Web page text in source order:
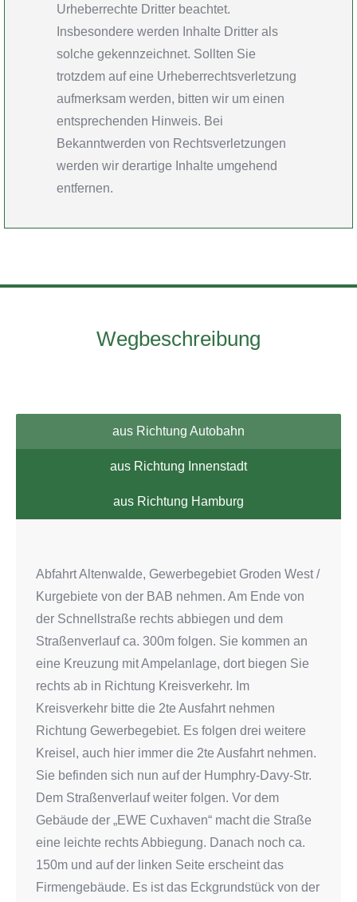
Urheberrechte Dritter beachtet.
Insbesondere werden Inhalte Dritter als
solche gekennzeichnet. Sollten Sie
trotzdem auf eine Urheberrechtsverletzung
aufmerksam werden, bitten wir um einen
entsprechenden Hinweis. Bei
Bekanntwerden von Rechtsverletzungen
werden wir derartige Inhalte umgehend
entfernen.
Wegbeschreibung
aus Richtung Autobahn
aus Richtung Innenstadt
aus Richtung Hamburg
Abfahrt Altenwalde, Gewerbegebiet Groden West /
Kurgebiete von der BAB nehmen. Am Ende von
der Schnellstraße rechts abbiegen und dem
Straßenverlauf ca. 300m folgen. Sie kommen an
eine Kreuzung mit Ampelanlage, dort biegen Sie
rechts ab in Richtung Kreisverkehr. Im
Kreisverkehr bitte die 2te Ausfahrt nehmen
Richtung Gewerbegebiet. Es folgen drei weitere
Kreisel, auch hier immer die 2te Ausfahrt nehmen.
Sie befinden sich nun auf der Humphry-Davy-Str.
Dem Straßenverlauf weiter folgen. Vor dem
Gebäude der „EWE Cuxhaven“ macht die Straße
eine leichte rechts Abbiegung. Danach noch ca.
150m und auf der linken Seite erscheint das
Firmengebäude. Es ist das Eckgrundstück von der